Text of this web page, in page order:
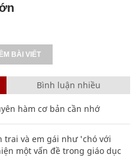
BÀI VIẾT
Bình luận nhiều
hàm cơ bản cần nhớ
trai và em gái như 'chó với
một vấn đề trong giáo dục